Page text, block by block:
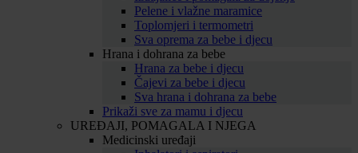
Pelene i vlažne maramice
Toplomjeri i termometri
Sva oprema za bebe i djecu
Hrana i dohrana za bebe
Hrana za bebe i djecu
Čajevi za bebe i djecu
Sva hrana i dohrana za bebe
Prikaži sve za mamu i djecu
UREĐAJI, POMAGALA I NJEGA
Medicinski uređaji